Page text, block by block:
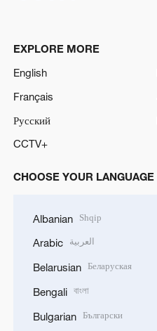
EXPLORE MORE
English
Français
Русский
CCTV+
CHOOSE YOUR LANGUAGE
Albanian Shqip
Arabic العربية
Belarusian Беларуская
Bengali বাংলা
Bulgarian Български